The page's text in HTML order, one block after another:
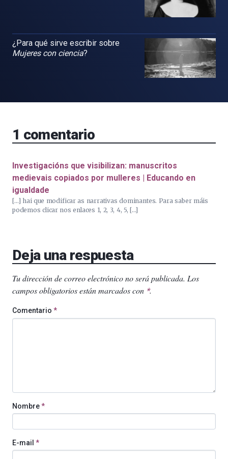
¿Para qué sirve escribir sobre
Mujeres con ciencia?
1 comentario
Investigacións que visibilizan: manuscritos
medievais copiados por mulleres | Educando en
igualdade
[…] hai que modificar as narrativas dominantes. Para saber máis
podemos clicar nos enlaces 1, 2, 3, 4, 5, […]
Deja una respuesta
Tu dirección de correo electrónico no será publicada. Los
campos obligatorios están marcados con *.
Comentario *
Nombre*
E-mail *